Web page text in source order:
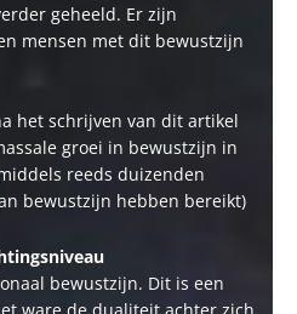
geheeld. Er zijn
mensen met dit bewustzijn
het schrijven van dit artikel
groei in bewustzijn in
reeds duizenden
bewustzijn hebben bereikt)
bewustzijn. Dit is een